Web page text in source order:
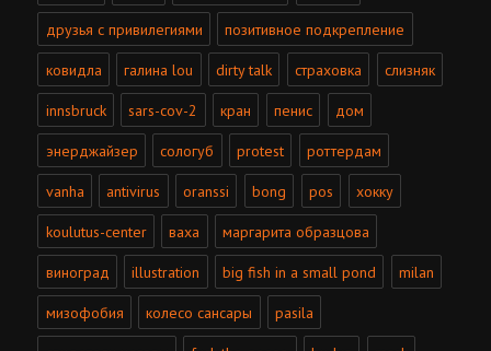
друзья с привилегиями позитивное подкрепление
ковидла галина lou dirty talk страховка слизняк
innsbruck sars-cov-2 кран пенис дом
энерджайзер сологуб protest роттердам
vanha antivirus oranssi bong pos хокку
koulutus-center ваха маргарита образцова
виноград illustration big fish in a small pond milan
мизофобия колесо сансары pasila